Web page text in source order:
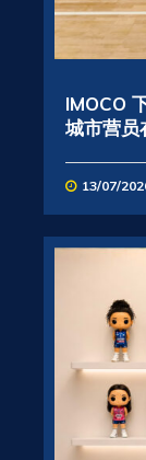
IMOCO
城市营
13/07/